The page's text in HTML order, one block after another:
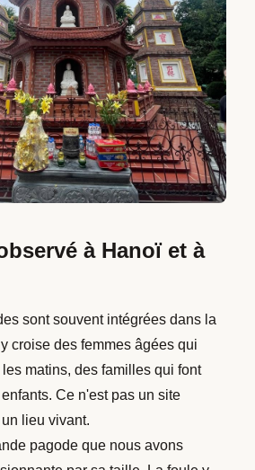
à Hanoï et à
sont souvent intégrées dans la
croise des femmes âgées qui
matins, des familles qui font
Ce n'est pas un site
lieu vivant.
pagode que nous avons